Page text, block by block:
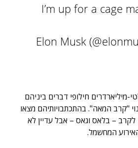
I’m up for a cage
מיליארדרים חילופי דברים ביניהם
"קרב המאה". בהתכתבויותיהם מצאו
לקרב – בלאס וגאס – אבל עדיין לא
המחשמל.